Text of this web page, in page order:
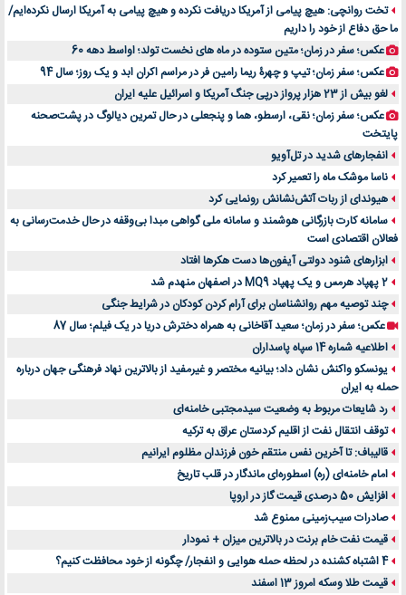
تخت روانچی: هیچ پیامی از آمریکا دریافت نکرده و هیچ پیامی به آمریکا ارسال نکرده‌ایم/
ما حق دفاع از خود را داریم
عکس؛ سفر در زمان؛ متین ستوده در ماه های نخست تولد؛ اواسط دهه 60
عکس؛ سفر زمان؛ تیپ و چهرۀ ریما رامین فر در مراسم اکران ابد و یک روز؛ سال 94
لغو بیش از 23 هزار پرواز درپی جنگ آمریکا و اسرائیل علیه ایران
عکس؛ سفر زمان؛ نقی، ارسطو، هما و پنجعلی در حال تمرین دیالوگ در پشت‌صحنه
پایتخت
انفجارهای شدید در تل‌آویو
ناسا موشک ماه را تعمیر کرد
هیوندای از ربات آتش‌نشانش رونمایی کرد
سامانه کارت بازرگانی هوشمند و سامانه ملی گواهی مبدا بی‌وقفه در حال خدمت‌رسانی به
فعالان اقتصادی است
ابزارهای شنود دولتی آیفون‌ها دست هکرها افتاد
2 پهپاد هرمس و یک پهپاد MQ9 در اصفهان منهدم شد
چند توصیه مهم روانشناسان برای آرام کردن کودکان در شرایط جنگی
عکس؛ سفر در زمان؛ سعید آقاخانی به همراه دخترش دریا در یک فیلم؛ سال 87
اطلاعیه شماره 14 سپاه پاسداران
یونسکو واکنش نشان داد؛ بیانیه مختصر و غیرمفید از بالاترین نهاد فرهنگی جهان درباره
حمله به ایران
رد شایعات مربوط به وضعیت سیدمجتبی خامنه‌ای
توقف انتقال نفت از اقلیم کردستان عراق به ترکیه
قالیباف: تا آخرین نفس منتقم خون فرزندان مظلوم ایرانیم
امام خامنه‌ای (ره) اسطوره‌ای ماندگار در قلب تاریخ
افزایش 50 درصدی قیمت گاز در اروپا
صادرات سیب‌زمینی ممنوع شد
قیمت نفت خام برنت در بالاترین میزان + نمودار
4 اشتباه کشنده در لحظه حمله هوایی و انفجار/ چگونه از خود محافظت کنیم؟
قیمت طلا وسکه امروز 13 اسفند